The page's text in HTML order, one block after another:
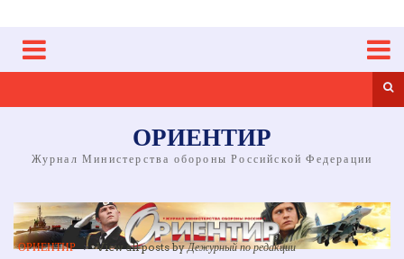
to
content
ОРИЕНТИР
Журнал Министерства обороны Российской Федерации
ОРИЕНТИР > View all posts byДежурный по редакции